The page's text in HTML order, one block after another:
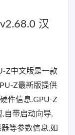
汉
Z中文版是一款
Z最新版提供
件信息.GPU-Z
自带启动向导,
等参数信息,如